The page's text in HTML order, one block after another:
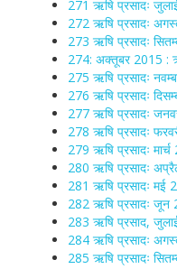
271 ऋषि प्रसादः
272 ऋषि प्रसादः
273 ऋषि प्रसादः
274: अक्तूबर 2015 :
275 ऋषि प्रसादः
276 ऋषि प्रसादः
277 ऋषि प्रसादः
278 ऋषि प्रसादः
279 ऋषि प्रसादः
280 ऋषि प्रसादः
281 ऋषि प्रसादः मई
282 ऋषि प्रसादः जून
283 ऋषि प्रसाद,
284 ऋषि प्रसादः
285 ऋषि प्रसादः